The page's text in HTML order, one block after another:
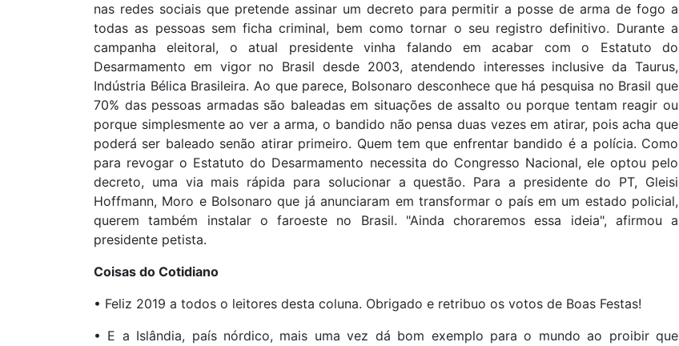
nas redes sociais que pretende assinar um decreto para permitir a posse de arma de fogo a
todas as pessoas sem ficha criminal, bem como tornar o seu registro definitivo. Durante a
campanha eleitoral, o atual presidente vinha falando em acabar com o Estatuto do
Desarmamento em vigor no Brasil desde 2003, atendendo interesses inclusive da Taurus,
Indústria Bélica Brasileira. Ao que parece, Bolsonaro desconhece que há pesquisa no Brasil que
70% das pessoas armadas são baleadas em situações de assalto ou porque tentam reagir ou
porque simplesmente ao ver a arma, o bandido não pensa duas vezes em atirar, pois acha que
poderá ser baleado senão atirar primeiro. Quem tem que enfrentar bandido é a polícia. Como
para revogar o Estatuto do Desarmamento necessita do Congresso Nacional, ele optou pelo
decreto, uma via mais rápida para solucionar a questão. Para a presidente do PT, Gleisi
Hoffmann, Moro e Bolsonaro que já anunciaram em transformar o país em um estado policial,
querem também instalar o faroeste no Brasil. "Ainda choraremos essa ideia", afirmou a
presidente petista.
Coisas do Cotidiano
• Feliz 2019 a todos o leitores desta coluna. Obrigado e retribuo os votos de Boas Festas!
• E a Islândia, país nórdico, mais uma vez dá bom exemplo para o mundo ao proibir que